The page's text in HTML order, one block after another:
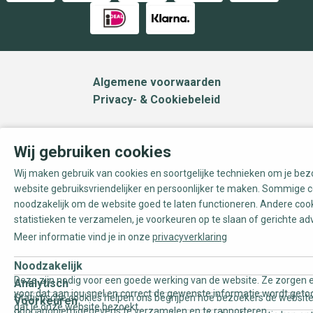
Algemene voorwaarden
Privacy- & Cookiebeleid
Wij gebruiken cookies
Wij maken gebruik van cookies en soortgelijke technieken om je
website gebruiksvriendelijker en persoonlijker te maken. Sommige
noodzakelijk om de website goed te laten functioneren. Andere
statistieken te verzamelen, je voorkeuren op te slaan of gerichte
Meer informatie vind je in onze privacyverklaring
Noodzakelijk
Deze zijn nodig voor een goede werking van de website. Ze zorgen
voor dat aan jou snel en correct de gewenste informatie wordt
dat je onze website bezoekt.
Analytisch
Statistische cookies helpen ons begrijpen hoe bezoekers de
door anoniem gegevens te verzamelen en te rapporteren.
Voorkeuren